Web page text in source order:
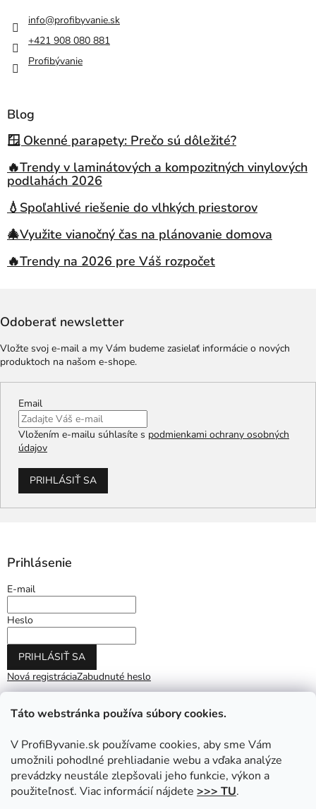
Táto webstránka používa súbory cookies.
V ProfiByvanie.sk používame cookies, aby sme Vám
umožnili pohodlné prehliadanie webu a vďaka analýze
prevádzky neustále zlepšovali jeho funkcie, výkon a
použiteľnosť. Viac informácií nájdete >>> TU.
info@profibyvanie.sk
+421 908 080 881
Profibývanie
Blog
🪟 Okenné parapety: Prečo sú dôležité?
🔥Trendy v laminátových a kompozitných vinylových
podlahách 2026
💧Spoľahlivé riešenie do vlhkých priestorov
🎄Využite vianočný čas na plánovanie domova
🔥Trendy na 2026 pre Váš rozpočet
Odoberať newsletter
Vložte svoj e-mail a my Vám budeme zasielať informácie o nových
produktoch na našom e-shope.
Email
Vložením e-mailu súhlasíte s podmienkami ochrany osobných
údajov
PRIHLÁSIŤ SA
Prihlásenie
E-mail
Heslo
PRIHLÁSIŤ SA
Nová registráciaZabudnuté heslo